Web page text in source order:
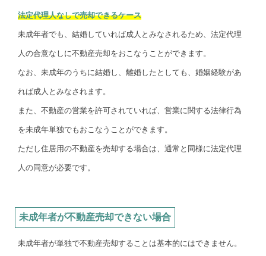
法定代理人なしで売却できるケース
未成年者でも、結婚していれば成人とみなされるため、法定代理
人の合意なしに不動産売却をおこなうことができます。
なお、未成年のうちに結婚し、離婚したとしても、婚姻経験があ
れば成人とみなされます。
また、不動産の営業を許可されていれば、営業に関する法律行為
を未成年単独でもおこなうことができます。
ただし住居用の不動産を売却する場合は、通常と同様に法定代理
人の同意が必要です。
未成年者が不動産売却できない場合
未成年者が単独で不動産売却することは基本的にはできません。